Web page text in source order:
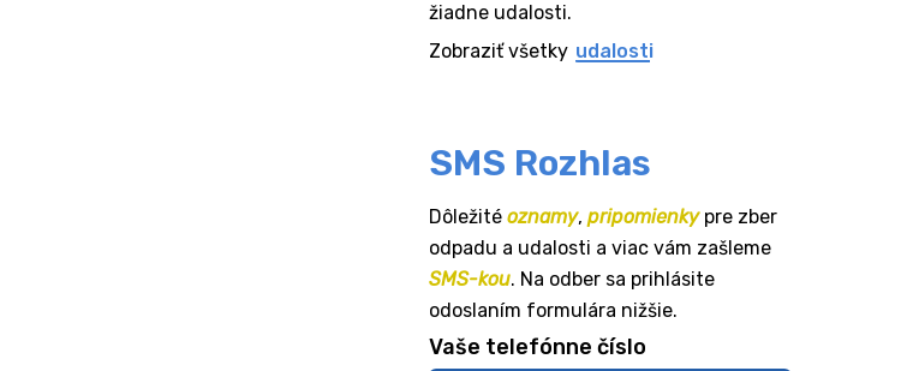
žiadne udalosti.
Zobraziť všetky udalosti
SMS Rozhlas
Dôležité oznamy, pripomienkypre zber
odpadu a udalosti a viac vám zašleme
SMS-kou. Na odber sa prihlásite
odoslaním formulára nižšie.
Vaše telefónne číslo